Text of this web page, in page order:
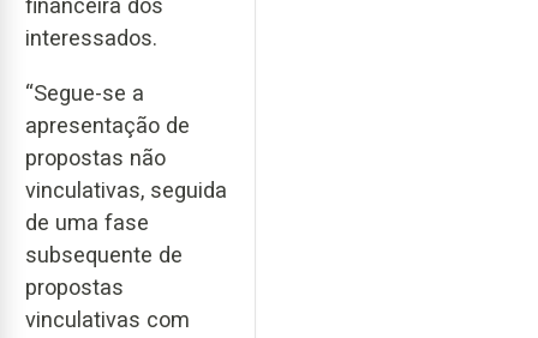
financeira dos
interessados.
“Segue-se a
apresentação de
propostas não
vinculativas, seguida
de uma fase
subsequente de
propostas
vinculativas com